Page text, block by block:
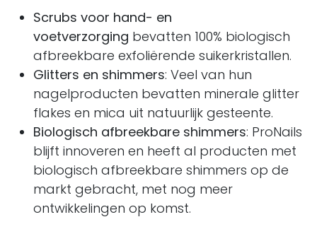
Scrubs voor hand- en
voetverzorging bevatten 100% biologisch
afbreekbare exfoliërende suikerkristallen.
Glitters en shimmers: Veel van hun
nagelproducten bevatten minerale glitter
flakes en mica uit natuurlijk gesteente.
Biologisch afbreekbare shimmers: ProNails
blijft innoveren en heeft al producten met
biologisch afbreekbare shimmers op de
markt gebracht, met nog meer
ontwikkelingen op komst.